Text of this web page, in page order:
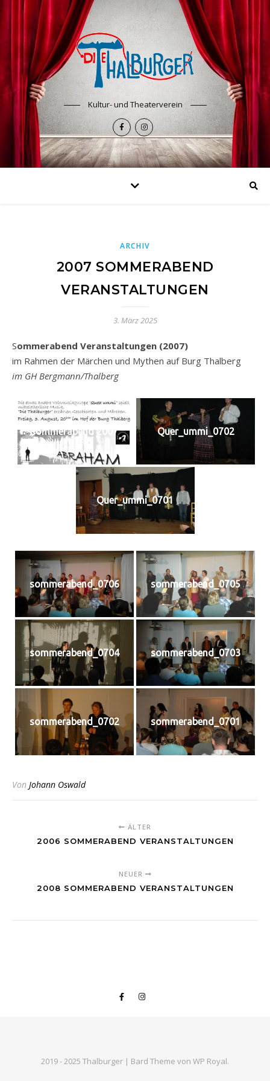
Kultur- und Theaterverein
ARCHIV
2007 SOMMERABEND
VERANSTALTUNGEN
3. März 2025
Sommerabend Veranstaltungen (2007)
im Rahmen der Märchen und Mythen auf Burg Thalberg
im GH Bergmann/Thalberg
sommerabend 2007 Quer_ummi_0702
Quer_ummi_0701
sommerabend_0706 sommerabend_0705
sommerabend_0704 sommerabend_0703
sommerabend_0702 sommerabend_0701
Von Johann Oswald
ÄLTER
2006 SOMMERABEND VERANSTALTUNGEN
NEUER
2008 SOMMERABEND VERANSTALTUNGEN
2019 - 2025 Thalburger | Bard Theme von WP Royal.